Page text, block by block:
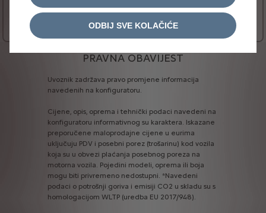
40 300€ s PDV-om
Više informacija
PRAVNA OBAVIJEST
Uvoznik zadržava pravo promjene informacija
navedenih na konfiguratoru.
Cijene, opis, oprema i tehnički podaci navedeni na
konfiguratoru informativnog su karaktera. Iskazane
preporučene maloprodajne cijene u eurima
uključuju PDV i posebni porez (trošarinu) kod vozila
koja su u obvezi plaćanja posebnog poreza na
motorna vozila. Pojedini modeli, oprema ili boja
mogu biti privremeno nedostupni. *Navedeni
podaci o potrošnji goriva i emisiji CO2 u skladu su s
homologacijom WLTP (uredba EU 2017/948).
ODBIJ SVE KOLAČIĆE